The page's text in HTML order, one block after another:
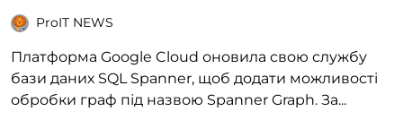
ProIT NEWS
Платформа Google Cloud оновила свою службу
бази даних SQL Spanner, щоб додати можливості
обробки граф під назвою Spanner Graph. За...